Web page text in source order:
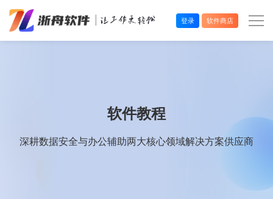
登录 软件商店
软件教程
深耕数据安全与办公辅助两大核心领域解决方案供应商